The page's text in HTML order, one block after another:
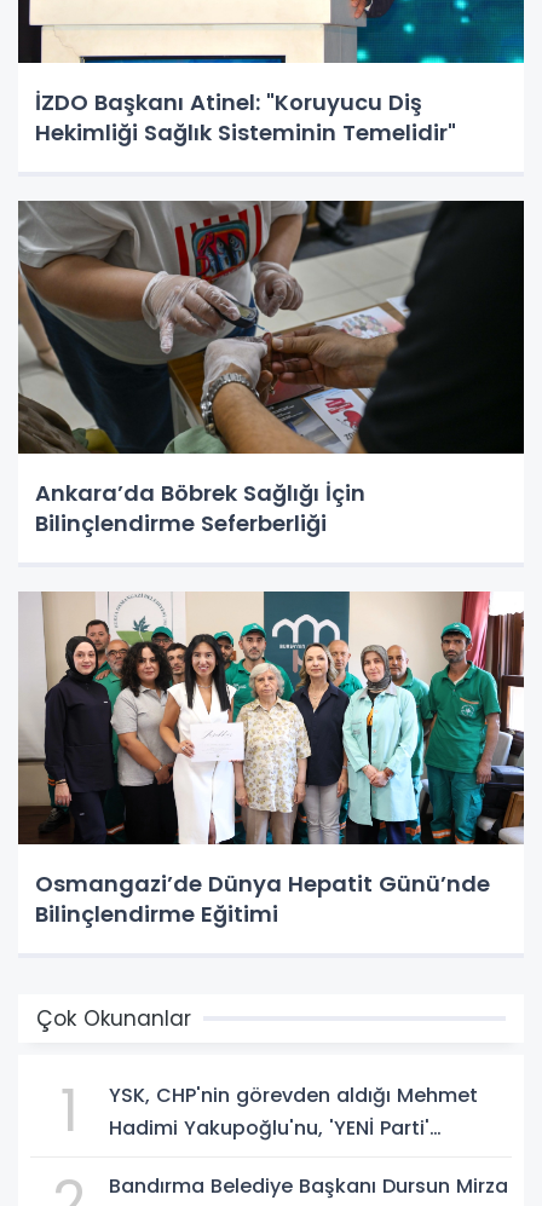
İZDO Başkanı Atinel: "Koruyucu Diş
Hekimliği Sağlık Sisteminin Temelidir"
Ankara’da Böbrek Sağlığı İçin
Bilinçlendirme Seferberliği
Osmangazi’de Dünya Hepatit Günü’nde
Bilinçlendirme Eğitimi
Çok Okunanlar
1
YSK, CHP'nin görevden aldığı Mehmet
Hadimi Yakupoğlu'nu, 'YENİ Parti'
Bandırma Belediye Başkanı Dursun Mirza